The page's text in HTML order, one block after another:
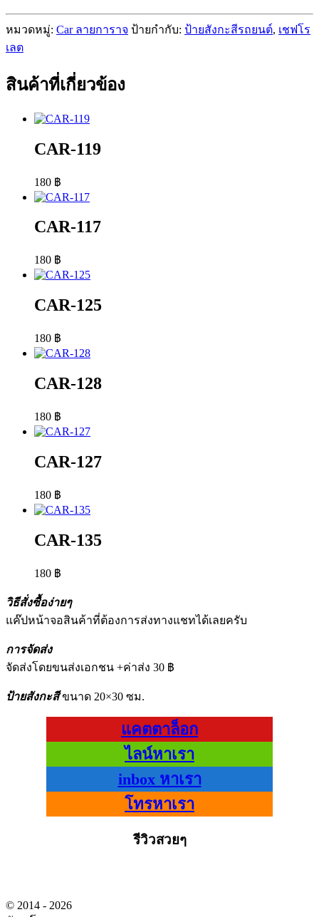
หมวดหมู่: Car ลายการาจ ป้ายกำกับ: ป้ายสังกะสีรถยนต์, เชฟโร
เลต
สินค้าที่เกี่ยวข้อง
CAR-119
180 ฿
CAR-117
180 ฿
CAR-125
180 ฿
CAR-128
180 ฿
CAR-127
180 ฿
CAR-135
180 ฿
วิธีสั่งซื้อง่ายๆ
แค๊ปหน้าจอสินค้าที่ต้องการส่งทางแชทได้เลยครับ
การจัดส่ง
จัดส่งโดยขนส่งเอกชน +ค่าส่ง 30 ฿
ป้ายสังกะสีขนาด 20×30 ซม.
แคตตาล็อก
ไลน์หาเรา
inbox หาเรา
โทรหาเรา
รีวิวสวยๆ
© 2014 - 2026